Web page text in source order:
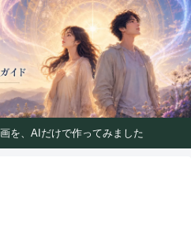
よく生きるガイド
の声で気分よく生きるガイ
ド
を、AIだけで作ってみました